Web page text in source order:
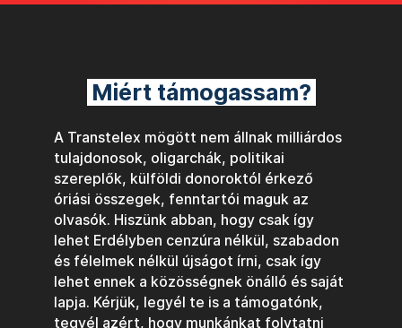
Miért támogassam?
A Transtelex mögött nem állnak milliárdos
tulajdonosok, oligarchák, politikai
szereplők, külföldi donoroktól érkező
óriási összegek, fenntartói maguk az
olvasók. Hiszünk abban, hogy csak így
lehet Erdélyben cenzúra nélkül, szabadon
és félelmek nélkül újságot írni, csak így
lehet ennek a közösségnek önálló és saját
lapja. Kérjük, legyél te is a támogatónk,
tegyél azért, hogy munkánkat folytatni